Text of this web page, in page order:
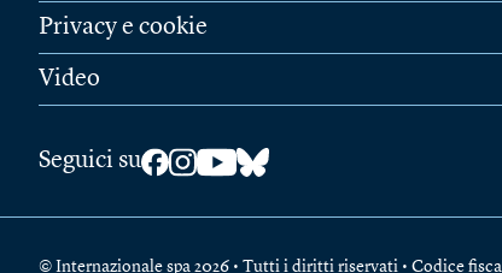
Privacy e cookie
Video
Seguici su
© Internazionale spa 2026 • Tutti i diritti riservati • Codice